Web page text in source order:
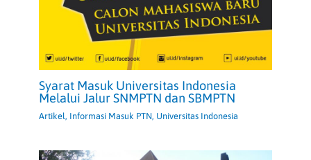
Syarat Masuk Universitas Indonesia
Melalui Jalur SNMPTN dan SBMPTN
Artikel, Informasi Masuk PTN, Universitas Indonesia